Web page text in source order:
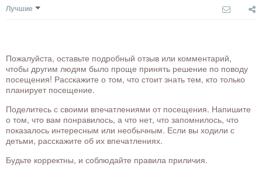
Лучшие
Пожалуйста, оставьте подробный отзыв или комментарий,
чтобы другим людям было проще принять решение по поводу
посещения! Расскажите о том, что стоит знать тем, кто только
планирует посещение.
Поделитесь с своими впечатлениями от посещения. Напишите
о том, что вам понравилось, а что нет, что запомнилось, что
показалось интересным или необычным. Если вы ходили с
детьми, расскажите об их впечатлениях.
Будьте корректны, и соблюдайте правила приличия.